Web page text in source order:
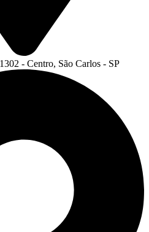
- Centro, São Carlos - SP